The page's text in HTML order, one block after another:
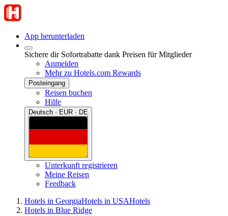
App herunterladen
Sichere dir Sofortrabatte dank Preisen für Mitglieder
Anmelden
Mehr zu Hotels.com Rewards
Posteingang
Reisen buchen
Hilfe
Deutsch · EUR · DE
Unterkunft registrieren
Meine Reisen
Feedback
Hotels in GeorgiaHotels in USAHotels
Hotels in Blue Ridge